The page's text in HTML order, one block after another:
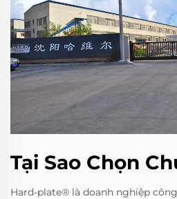
Tại Sao Chọn
Hard-plate® là doanh nghiệp